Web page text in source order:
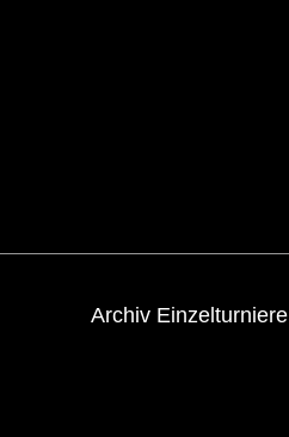
Archiv Einzelturniere